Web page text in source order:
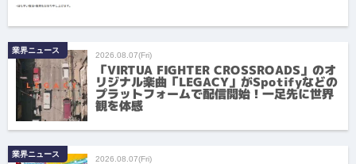
業界ニュース 2026.08.07(Fri)
「VIRTUA FIGHTER CROSSROADS」のオ
リジナル楽曲「LEGACY」がSpotifyなどの
プラットフォームで配信開始！一足先に世界
観を体感
業界ニュース 2026.08.07(Fri)